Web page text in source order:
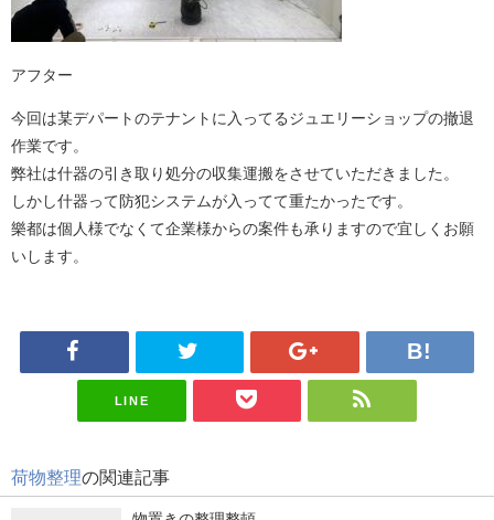
アフター
今回は某デパートのテナントに入ってるジュエリーショップの撤退
作業です。
弊社は什器の引き取り処分の収集運搬をさせていただきました。
しかし什器って防犯システムが入ってて重たかったです。
樂都は個人様でなくて企業様からの案件も承りますので宜しくお願
いします。
LINE
荷物整理の関連記事